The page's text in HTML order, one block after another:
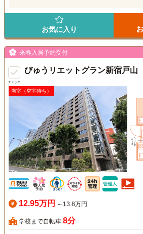
お気に入り
チェック
来春入居予約受付
びゅうリエットグラン新宿戸山
満室（空室待ち）
12.95万円 ～13.8万円
学校まで自転車 8分